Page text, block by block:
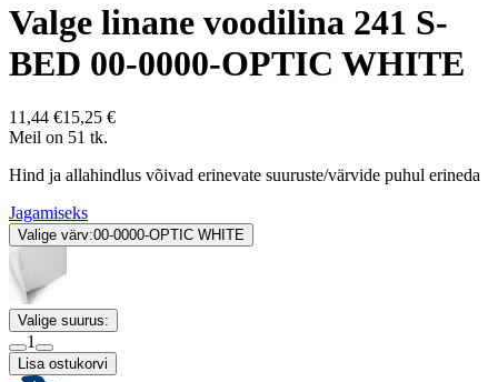
Valge linane voodilina 241 S-
BED 00-0000-OPTIC WHITE
11,44 €15,25 €
Meil on 51 tk.
Hind ja allahindlus võivad erinevate suuruste/värvide puhul erineda
Jagamiseks
Valige värv:00-0000-OPTIC WHITE
Valige suurus:
1
Lisa ostukorvi